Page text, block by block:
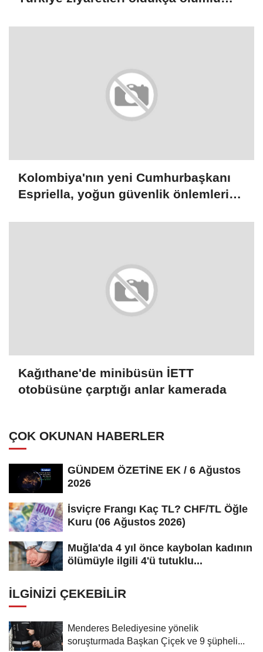
Kolombiya'nın yeni Cumhurbaşkanı
Espriella, yoğun güvenlik önlemleri
Kağıthane'de minibüsün İETT
otobüsüne çarptığı anlar kamerada
ÇOK OKUNAN HABERLER
GÜNDEM ÖZETİNE EK / 6 Ağustos
2026
İsviçre Frangı Kaç TL? CHF/TL Öğle
Kuru (06 Ağustos 2026)
Muğla'da 4 yıl önce kaybolan kadının
ölümüyle ilgili 4'ü tutuklu...
İLGINIZI ÇEKEBILIR
Menderes Belediyesine yönelik
soruşturmada Başkan Çiçek ve 9 şüpheli...